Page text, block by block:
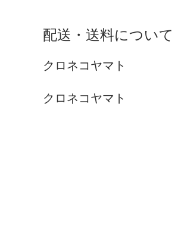
配送・送料について
クロネコヤマト
クロネコヤマト